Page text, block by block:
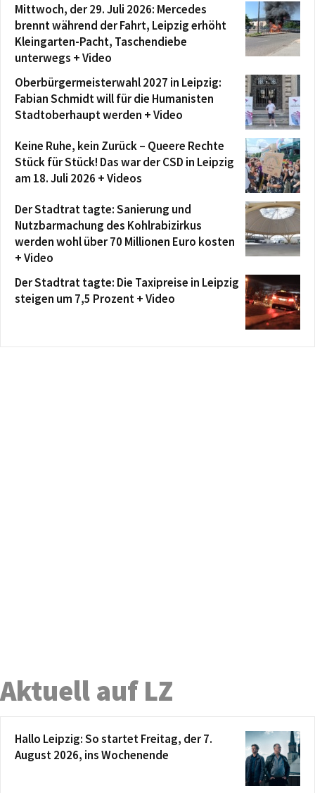
Mittwoch, der 29. Juli 2026: Mercedes
brennt während der Fahrt, Leipzig erhöht
Kleingarten-Pacht, Taschendiebe
unterwegs + Video
Oberbürgermeisterwahl 2027 in Leipzig:
Fabian Schmidt will für die Humanisten
Stadtoberhaupt werden + Video
Keine Ruhe, kein Zurück – Queere Rechte
Stück für Stück! Das war der CSD in Leipzig
am 18. Juli 2026 + Videos
Der Stadtrat tagte: Sanierung und
Nutzbarmachung des Kohlrabizirkus
werden wohl über 70 Millionen Euro kosten
+ Video
Der Stadtrat tagte: Die Taxipreise in Leipzig
steigen um 7,5 Prozent + Video
Aktuell auf LZ
Hallo Leipzig: So startet Freitag, der 7.
August 2026, ins Wochenende